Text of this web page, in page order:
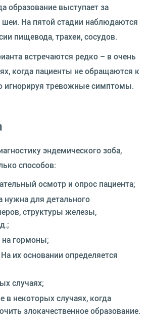
образование выступает за
На пятой стадии наблюдаются
пищевода, трахеи, сосудов.
встречаются редко – в очень
когда пациенты не обращаются к
игнорируя тревожные симптомы.
эндемического зоба,
способов:
осмотр и опрос пациента;
нужна для детального
структуры железы,
гормоны;
их основании определяется
случаях;
в некоторых случаях, когда
злокачественное образование.